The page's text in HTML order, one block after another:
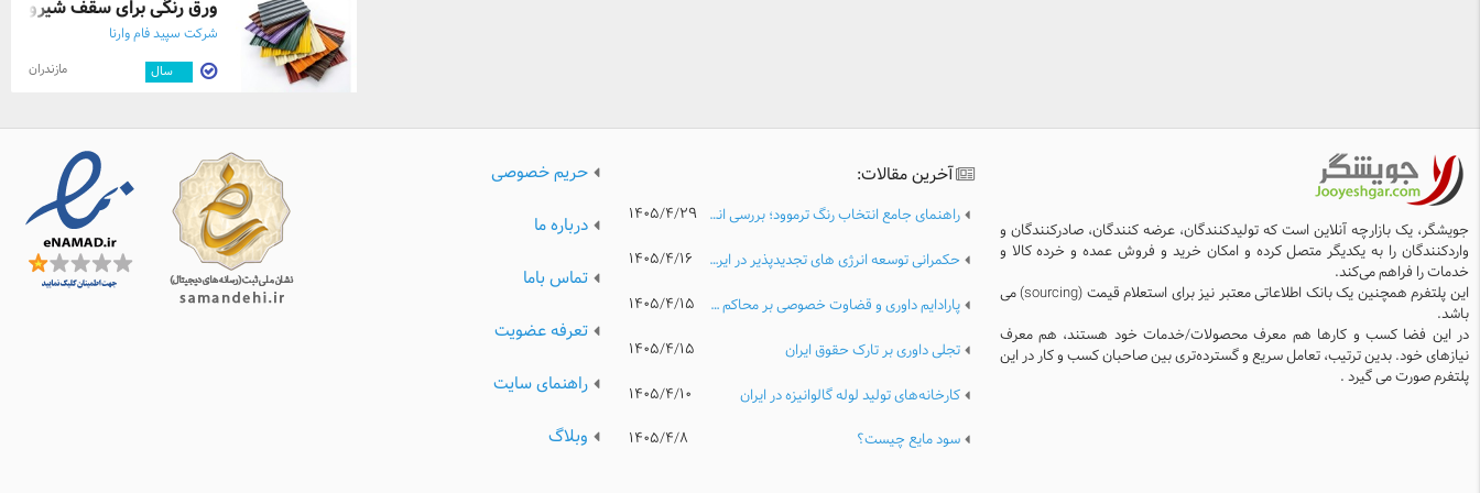
ورق رنگی برای سقف
شرکت سپید فام وارنا
سال مازندران
جویشگر، یک بازارچه آنلاین است که تولیدکنندگان، عرضه کنندگان، صادرکنندگان و
واردکنندگان را به یکدیگر متصل کرده و امکان خرید و فروش عمده و خرده کالا و
خدمات را فراهم می‌کند.
این پلتفرم همچنین یک بانک اطلاعاتی معتبر نیز برای استعلام قیمت (sourcing) می
باشد.
در این فضا کسب و کارها هم معرف محصولات/خدمات خود هستند، هم معرف
نیازهای خود. بدین ترتیب، تعامل سریع و گسترده‌تری بین صاحبان کسب و کار در این
پلتفرم صورت می گیرد .
آخرین مقالات:
راهنمای جامع انتخاب رنگ ترموود؛ بررسی انواع رنگ، کیفیت و نکات مهم پیش از خرید
۱۴۰۵/۴/۲۹
حکمرانی توسعه انرژی های تجدیدپذیر در ایران؛ تحلیل مدیریتی موانع نهادی، ریسک های سرمایه گذاری و الزامات گذار پایدار انرژی
۱۴۰۵/۴/۱۶
پارادایم داوری و قضاوت خصوصی بر محاکم عمومی
۱۴۰۵/۴/۱۵
تجلی داوری بر تارک حقوق ایران
۱۴۰۵/۴/۱۵
کارخانه‌های تولید لوله گالوانیزه در ایران
۱۴۰۵/۴/۱۰
سود مایع چیست؟
۱۴۰۵/۴/۸
حریم خصوصی
درباره ما
تماس باما
تعرفه عضویت
راهنمای سایت
وبلاگ